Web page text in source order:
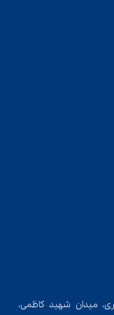
میدان شهید کاظمی،